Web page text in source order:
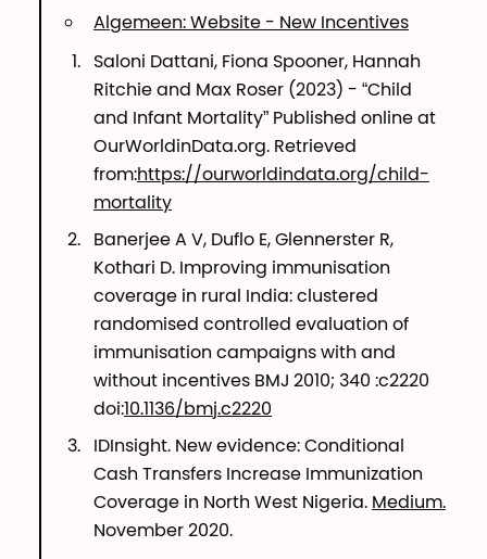
Algemeen: Website - New Incentives
Saloni Dattani, Fiona Spooner, Hannah
Ritchie and Max Roser (2023) - “Child
and Infant Mortality” Published online at
OurWorldinData.org. Retrieved
from:https://ourworldindata.org/child-
mortality
Banerjee A V, Duflo E, Glennerster R,
Kothari D. Improving immunisation
coverage in rural India: clustered
randomised controlled evaluation of
immunisation campaigns with and
without incentives BMJ 2010; 340 :c2220
doi:10.1136/bmj.c2220
IDInsight. New evidence: Conditional
Cash Transfers Increase Immunization
Coverage in North West Nigeria. Medium.
November 2020.